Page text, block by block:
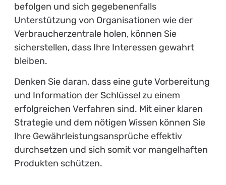
befolgen und sich gegebenenfalls
Unterstützung von Organisationen wie der
Verbraucherzentrale holen, können Sie
sicherstellen, dass Ihre Interessen gewahrt
bleiben.
Denken Sie daran, dass eine gute Vorbereitung
und Information der Schlüssel zu einem
erfolgreichen Verfahren sind. Mit einer klaren
Strategie und dem nötigen Wissen können Sie
Ihre Gewährleistungsansprüche effektiv
durchsetzen und sich somit vor mangelhaften
Produkten schützen.